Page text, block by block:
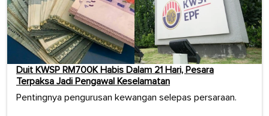
Duit KWSP RM700K Habis Dalam 21 Hari, Pesara
Terpaksa Jadi Pengawal Keselamatan
Pentingnya pengurusan kewangan selepas persaraan.